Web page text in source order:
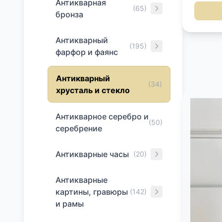
Антикварная
бронза
(65)
Антикварный
фарфор и фаянс
(195)
Антикварный
хрусталь и стекло
(34)
Антикварное серебро и
серебрение
(50)
Антикварные часы (20)
Антикварные
картины, гравюры
и рамы
(142)
см
стоит
литые